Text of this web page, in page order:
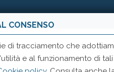
CONSENSO
di tracciamento che
e al funzionamento di